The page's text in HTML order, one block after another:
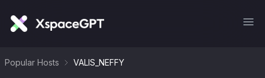
Popular Hosts VALIS_NEFFY